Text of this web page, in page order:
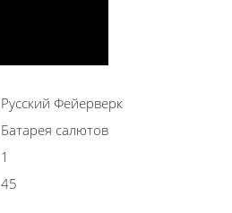
Русский Фейерверк
Батарея салютов
1
45